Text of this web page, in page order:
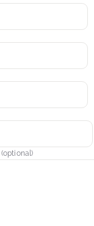
(optional)